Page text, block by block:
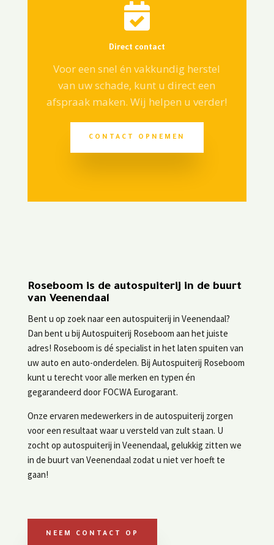

Direct contact
Voor een snel én vakkundig herstel
van uw schade, kunt u direct een
afspraak maken. Wij helpen u verder!
CONTACT OPNEMEN
Roseboom is de autospuiterij in de buurt
van Veenendaal
Bent u op zoek naar een autospuiterij in Veenendaal?
Dan bent u bij Autospuiterij Roseboom aan het juiste
adres! Roseboom is dé specialist in het laten spuiten van
uw auto en auto-onderdelen. Bij Autospuiterij Roseboom
kunt u terecht voor alle merken en typen én
gegarandeerd door FOCWA Eurogarant.
Onze ervaren medewerkers in de autospuiterij zorgen
voor een resultaat waar u versteld van zult staan. U
zocht op autospuiterij in Veenendaal, gelukkig zitten we
in de buurt van Veenendaal zodat u niet ver hoeft te
gaan!
NEEM CONTACT OP